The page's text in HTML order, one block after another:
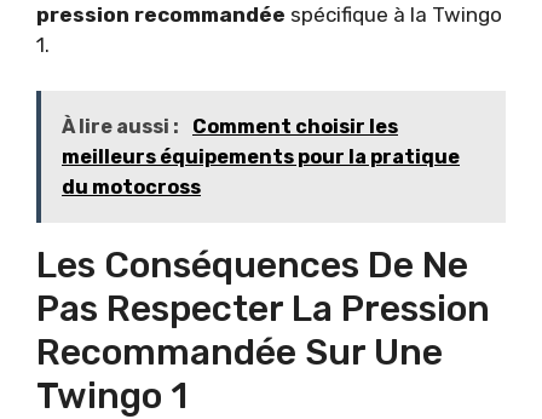
pression recommandée spécifique à la Twingo
1.
À lire aussi :
Comment choisir les
meilleurs équipements pour la pratique
du motocross
Les Conséquences De Ne
Pas Respecter La Pression
Recommandée Sur Une
Twingo 1